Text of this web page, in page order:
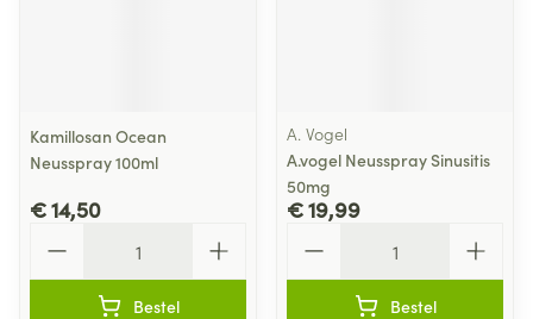
Kamillosan Ocean
Neusspray 100ml
€ 14,50
Bestel
A. Vogel
A.vogel Neusspray Sinusitis
50mg
€ 19,99
Bestel